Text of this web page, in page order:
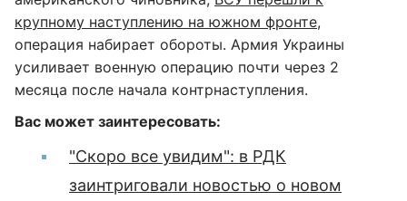
крупному наступлению на южном фронте,
операция набирает обороты. Армия Украины
усиливает военную операцию почти через 2
месяца после начала контрнаступления.
Вас может заинтересовать:
"Скоро все увидим": в РДК
заинтриговали новостью о новом